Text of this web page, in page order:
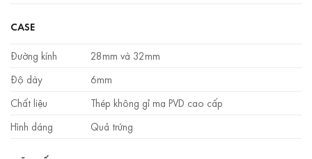
CASE
Đường kính
28mm và 32mm
Độ dày
6mm
Chất liệu
Thép không gỉ mạ PVD cao cấp
Hình dáng
Quả trứng